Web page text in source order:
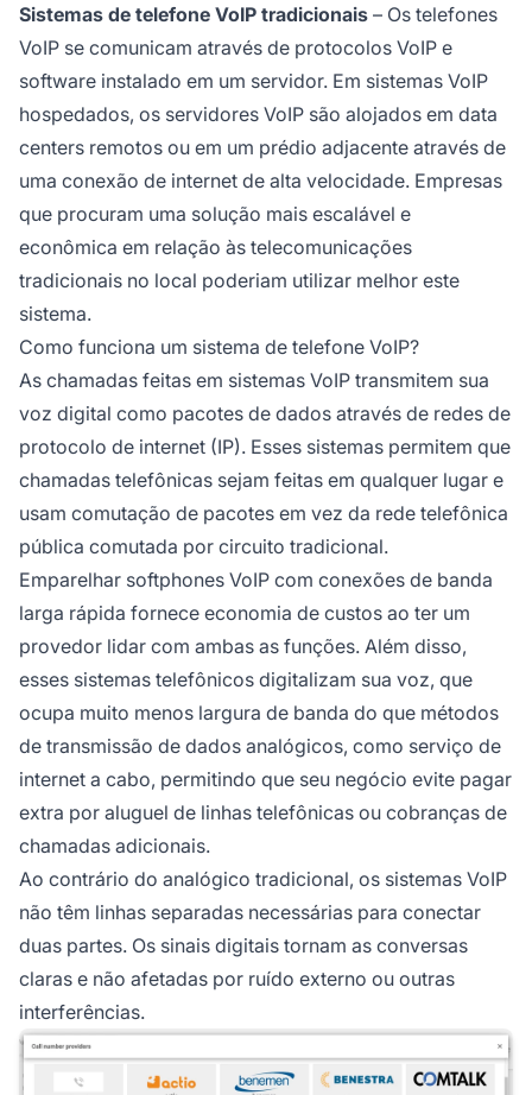
Sistemas de telefone VoIP tradicionais – Os telefones
VoIP se comunicam através de protocolos VoIP e
software instalado em um servidor. Em sistemas VoIP
hospedados, os servidores VoIP são alojados em data
centers remotos ou em um prédio adjacente através de
uma conexão de internet de alta velocidade. Empresas
que procuram uma solução mais escalável e
econômica em relação às telecomunicações
tradicionais no local poderiam utilizar melhor este
sistema.
Como funciona um sistema de telefone VoIP?
As chamadas feitas em sistemas VoIP transmitem sua
voz digital como pacotes de dados através de redes de
protocolo de internet (IP). Esses sistemas permitem que
chamadas telefônicas sejam feitas em qualquer lugar e
usam comutação de pacotes em vez da rede telefônica
pública comutada por circuito tradicional.
Emparelhar softphones VoIP com conexões de banda
larga rápida fornece economia de custos ao ter um
provedor lidar com ambas as funções. Além disso,
esses sistemas telefônicos digitalizam sua voz, que
ocupa muito menos largura de banda do que métodos
de transmissão de dados analógicos, como serviço de
internet a cabo, permitindo que seu negócio evite pagar
extra por aluguel de linhas telefônicas ou cobranças de
chamadas adicionais.
Ao contrário do analógico tradicional, os sistemas VoIP
não têm linhas separadas necessárias para conectar
duas partes. Os sinais digitais tornam as conversas
claras e não afetadas por ruído externo ou outras
interferências.